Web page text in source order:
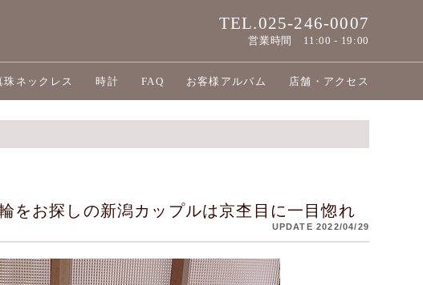
TEL.025-246-0007
営業時間 11:00 - 19:00
珠ネックレス 時計 FAQ お客様アルバム 店舗・アクセス
をお探しの新潟カップルは京杢目に一目惚れ
UPDATE 2022/04/29